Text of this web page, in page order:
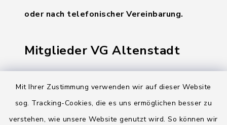
Mit Ihrer Zustimmung verwenden wir auf dieser Website
sog. Tracking-Cookies, die es uns ermöglichen besser zu
verstehen, wie unsere Website genutzt wird. So können wir
oder nach telefonischer Vereinbarung.
Mitglieder VG Altenstadt
Markt Altenstadt
Gemeinde Osterberg